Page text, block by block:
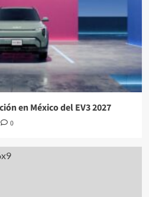
en México del EV3 2027
0